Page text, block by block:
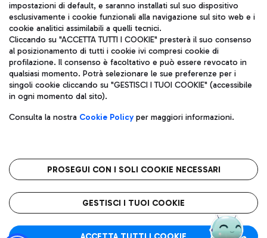
Pizza
Gelateria
Wine Bar & Sparkling
Autobus
Scopri le linee di autobus per raggiungere l'aeroporto
Leonardo Da Vinci.
Raggiungi l’aeroporto senza pensieri con il servizio di taxi a
Ristoranti
Scopri la nostra offerta per una pausa gustosa in aeroporto
Mappa Aeroporto Fiumicino
Aeroporti di Roma S.p.A. - Società soggetta a direzione e
coordinamento di Mundys S.p.A.
Codice fiscale e Registro delle Imprese di Roma 13032990155 P.
IVA 06572251004
Capitale sociale 62.224.743,00 int. vers.
Sede legale: Via Pier Paolo Racchetti 1 - 00054 Fiumicino (RM)
telefono +39 06 65951
Privacy policy
Note legali
Roma FCO
L'aeroporto stellato
impostazioni di default, e saranno installati sul suo dispositivo
esclusivamente i cookie funzionali alla navigazione sul sito web e i
cookie analitici assimilabili a quelli tecnici.
Cliccando su "ACCETTA TUTTI I COOKIE" presterà il suo consenso
al posizionamento di tutti i cookie ivi compresi cookie di
profilazione. Il consenso è facoltativo e può essere revocato in
qualsiasi momento. Potrà selezionare le sue preferenze per i
singoli cookie cliccando su "GESTISCI I TUOI COOKIE" (accessibile
in ogni momento dal sito).
Consulta la nostra Cookie Policyper maggiori informazioni.
PROSEGUI CON I SOLI COOKIE NECESSARI
GESTISCI I TUOI COOKIE